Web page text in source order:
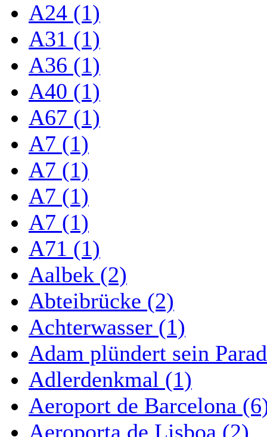
A24 (1)
A31 (1)
A36 (1)
A40 (1)
A67 (1)
A7 (1)
A7 (1)
A7 (1)
A7 (1)
A71 (1)
Aalbek (2)
Abteibrücke (2)
Achterwasser (1)
Adam plündert sein
Adlerdenkmal (1)
Aeroport de Barcelona
Aeroporta de Lisboa (2)